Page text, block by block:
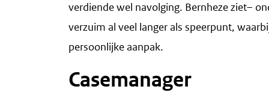
verdiende wel navolging. Bernheze ziet–
verzuim al veel langer als speerpunt,
persoonlijke aanpak.
Casemanager